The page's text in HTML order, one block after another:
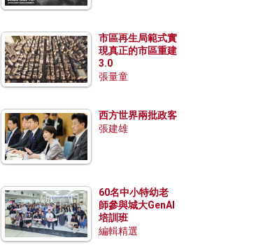
市區再生局範式實
現真正的市區重建
3.0
張量童
西方世界兩批政客
張建雄
60名中小特幼老
師參與城大GenAI
培訓班
編輯精選